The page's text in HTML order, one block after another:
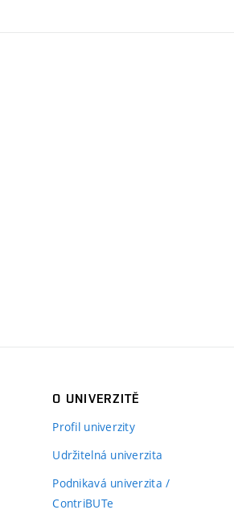
O UNIVERZITĚ
Profil univerzity
Udržitelná univerzita
Podnikavá univerzita /
ContriBUTe